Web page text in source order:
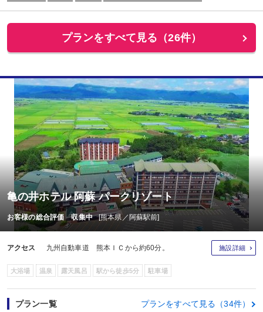
プランをすべて見る（26件）
亀の井ホテル 阿蘇 パークリゾート
お客様の総合評価 収集中 [熊本県／阿蘇駅前]
アクセス 九州自動車道 熊本ＩＣから約60分。 施設詳細
大浴場 温泉 露天風呂 駅から徒歩5分 駐車場
プラン一覧 プランをすべて見る（34件）